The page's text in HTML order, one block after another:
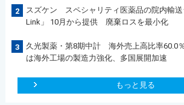
2
スズケン スペシャリティ医薬品の院内輸送
Link」 10月から提供 廃棄ロスを最小化
3
久光製薬・第8期中計 海外売上高比率60.0
は海外工場の製造力強化、多国展開加速
もっと見る